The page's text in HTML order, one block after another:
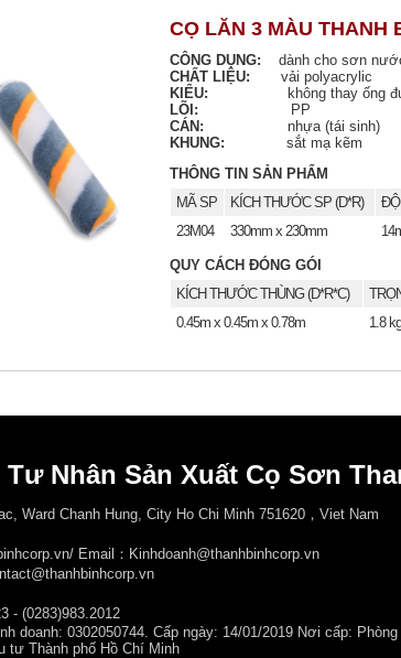
CỌ LĂN 3 MÀU THANH
CÔNG DỤNG: dành cho sơn
CHẤT LIỆU: vải polyacrylic
KIỂU:
không thay ống
LÕI:
PP
CÁN: nhựa (tái sinh)
KHUNG:
sắt mạ kẽm
THÔNG TIN SẢN PHẨM
MÃ SP
KÍCH THƯỚC SP (D*R) ĐỘ
23M04
330mm x 230mm
QUY CÁCH ĐÓNG GÓI
KÍCH THƯỚC THÙNG (D*R*C)
0.45m x 0.45m x 0.78m
1.8 kg
Nhân Sản Xuất Cọ Sơn
Ward Chanh Hung, City Ho Chi Minh 751620，Viet Nam
Email：Kinhdoanh@thanhbinhcorp.vn
- (0283)983.2012
doanh: 0302050744. Cấp ngày: 14/01/2019 Nơi cấp:
tư Thành phố Hồ Chí Minh